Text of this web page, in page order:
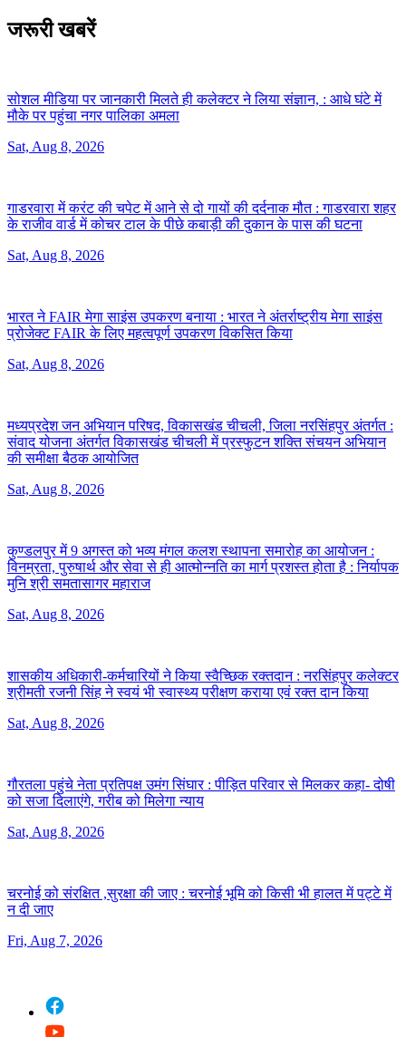
जरूरी खबरें
सोशल मीडिया पर जानकारी मिलते ही कलेक्टर ने लिया संज्ञान, : आधे घंटे में
मौके पर पहुंचा नगर पालिका अमला
Sat, Aug 8, 2026
गाडरवारा में करंट की चपेट में आने से दो गायों की दर्दनाक मौत :गाडरवारा शहर
के राजीव वार्ड में कोचर टाल के पीछे कबाड़ी की दुकान के पास की घटना
Sat, Aug 8, 2026
भारत ने FAIR मेगा साइंस उपकरण बनाया : भारत ने अंतर्राष्ट्रीय मेगा साइंस
प्रोजेक्ट FAIR के लिए महत्वपूर्ण उपकरण विकसित किया
Sat, Aug 8, 2026
मध्यप्रदेश जन अभियान परिषद, विकासखंड चीचली, जिला नरसिंहपुर अंतर्गत :
संवाद योजना अंतर्गत विकासखंड चीचली में प्रस्फुटन शक्ति संचयन अभियान
की समीक्षा बैठक आयोजित
Sat, Aug 8, 2026
कुण्डलपुर में 9 अगस्त को भव्य मंगल कलश स्थापना समारोह का आयोजन :
विनम्रता, पुरुषार्थ और सेवा से ही आत्मोन्नति का मार्ग प्रशस्त होता है : निर्यापक
मुनि श्री समतासागर महाराज
Sat, Aug 8, 2026
शासकीय अधिकारी-कर्मचारियों ने किया स्वैच्छिक रक्तदान :नरसिंहपुर कलेक्टर
श्रीमती रजनी सिंह ने स्वयं भी स्वास्थ्य परीक्षण कराया एवं रक्त दान किया
Sat, Aug 8, 2026
गौरतला पहुंचे नेता प्रतिपक्ष उमंग सिंघार :पीड़ित परिवार से मिलकर कहा- दोषी
को सजा दिलाएंगे, गरीब को मिलेगा न्याय
Sat, Aug 8, 2026
चरनोई को संरक्षित ,सुरक्षा की जाए :चरनोई भूमि को किसी भी हालत में पट्टे में
न दी जाए
Fri, Aug 7, 2026